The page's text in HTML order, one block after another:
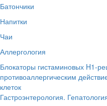
Батончики
Напитки
Чаи
Аллергология
Блокаторы гистаминовых H1-
противоаллергическим
клеток
Гастроэнтерология.